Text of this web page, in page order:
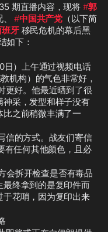
期直播内容，现将 #郭
、 #中国共产党（以下简
班牙 移民危机的幕后黑
如下：
日）上午通过视频电话
机构）的气色非常好，
更好。他最近晒到了很
采，发型和样子没有
之前稍微丰满了一
信的方式。战友们寄信
有任何其他颜色，且必
会拆开检查是否有毒品
终拿到的是复印件而
花哨，因为复印出来